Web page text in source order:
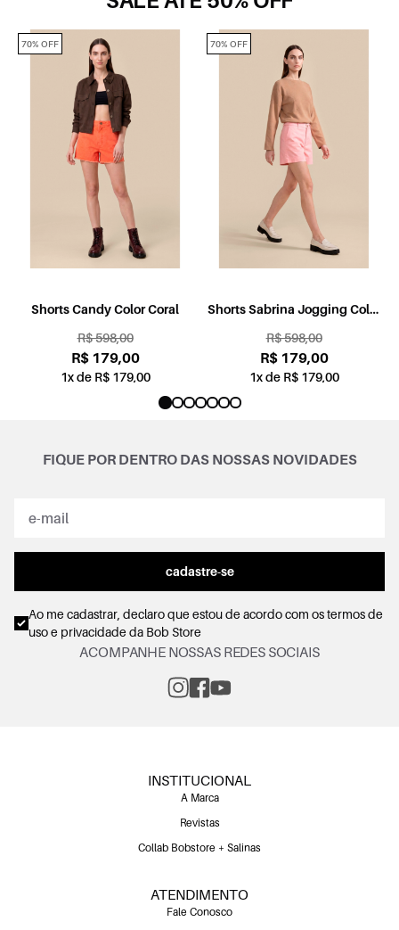
Shorts Candy Color Coral
R$ 598,00
R$ 179,00
1x de R$ 179,00
70% OFF
Shorts Sabrina Jogging Color
R$ 598,00
R$ 179,00
1x de R$ 179,00
70% OFF
FIQUE POR DENTRO DAS NOSSAS NOVIDADES
cadastre-se
Ao me cadastrar, declaro que estou de acordo com ostermos de
uso e privacidadeda Bob Store
ACOMPANHE NOSSAS REDES SOCIAIS
INSTITUCIONAL
A Marca
Revistas
Collab Bobstore + Salinas
ATENDIMENTO
Fale Conosco